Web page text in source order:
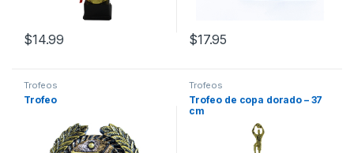
$14.99 $17.95
Trofeos
Trofeo
Trofeos
Trofeo de copa dorado – 37
cm